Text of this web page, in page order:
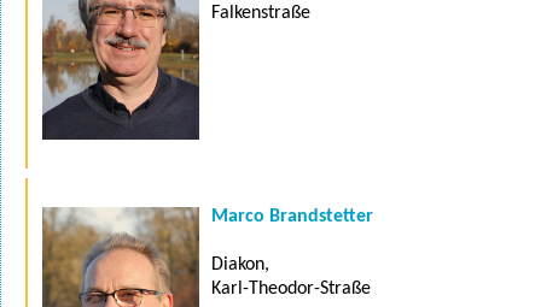
Falkenstraße
Marco Brandstetter
Diakon,
Karl-Theodor-Straße